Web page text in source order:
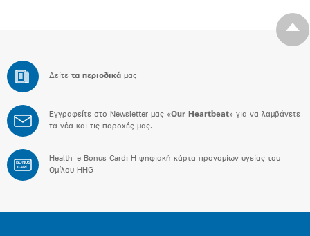
Δείτε τα περιοδικά μας
Εγγραφείτε στο Newsletter μας «Our Heartbeat» για να λαμβάνετε
τα νέα και τις παροχές μας.
BONUS
CARD
Health_e Bonus Card: H ψηφιακή κάρτα προνομίων υγείας του
Ομίλου HHG